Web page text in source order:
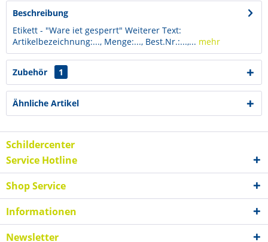
Beschreibung
Etikett - "Ware iet gesperrt" Weiterer Text:
Artikelbezeichnung:..., Menge:..., Best.Nr.:...,... mehr
Zubehör 1
Ähnliche Artikel
Schildercenter
Service Hotline
Shop Service
Informationen
Newsletter